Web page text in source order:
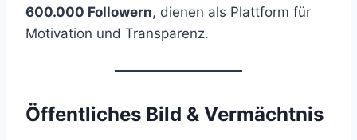
600.000 Followern, dienen als Plattform für
Motivation und Transparenz.
Öffentliches Bild & Vermächtnis